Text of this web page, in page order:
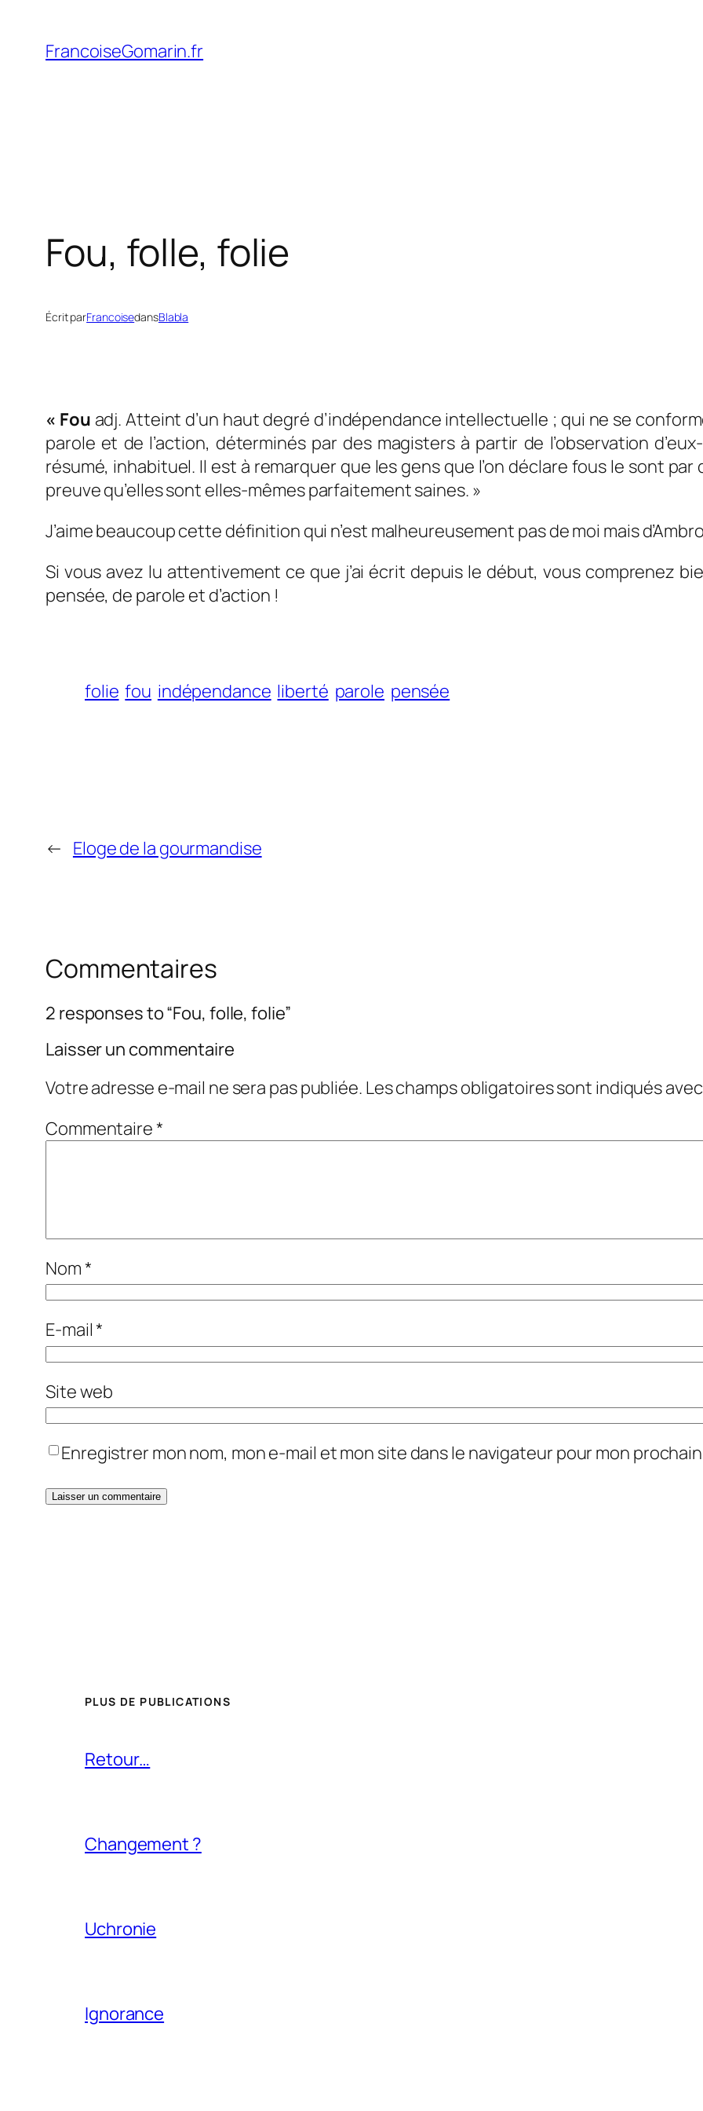
contenu
FrancoiseGomarin.fr
Fou, folle, folie
Écrit parFrancoisedansBlabla
« Fou adj. Atteint d’un haut degré d’indépendance intellectuelle ; qui ne se
parole et de l’action, déterminés par des magisters à partir de l’observation
résumé, inhabituel. Il est à remarquer que les gens que l’on déclare fous le sont
preuve qu’elles sont elles-mêmes parfaitement saines. »
J’aime beaucoup cette définition qui n’est malheureusement pas de moi mais
Si vous avez lu attentivement ce que j’ai écrit depuis le début, vous comprenez
pensée, de parole et d’action !
folie fou indépendance liberté parole pensée
← Eloge de la gourmandise
Commentaires
2 responses to “Fou, folle, folie”
Laisser un commentaire
Votre adresse e-mail ne sera pas publiée. Les champs obligatoires sont indiqués
Commentaire*
Nom*
E-mail*
Site web
Enregistrer mon nom, mon e-mail et mon site dans le navigateur pour mon
PLUS DE PUBLICATIONS
Retour…
Changement ?
Uchronie
Ignorance